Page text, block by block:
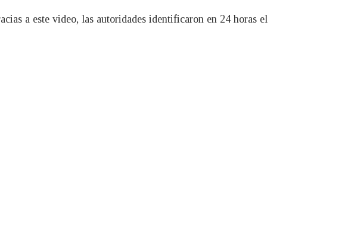
a este video, las autoridades identificaron en 24 horas el